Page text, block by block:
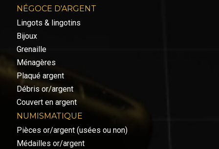
NÉGOCE D'ARGENT
Lingots & lingotins
Bijoux
Grenaille
Ménagères
Plaqué argent
Débris or/argent
Couvert en argent
NUMISMATIQUE
Pièces or/argent (usées ou non)
Médailles or/argent